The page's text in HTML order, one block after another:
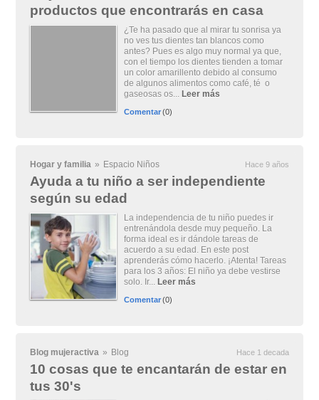
productos que encontrarás en casa
¿Te ha pasado que al mirar tu sonrisa ya
no ves tus dientes tan blancos como
antes? Pues es algo muy normal ya que,
con el tiempo los dientes tienden a tomar
un color amarillento debido al consumo
de algunos alimentos como café, té o
gaseosas os... Leer más
Comentar(0)
Hogar y familia » Espacio Niños Hace 9 años
Ayuda a tu niño a ser independiente
según su edad
La independencia de tu niño puedes ir
entrenándola desde muy pequeño. La
forma ideal es ir dándole tareas de
acuerdo a su edad. En este post
aprenderás cómo hacerlo. ¡Atenta! Tareas
para los 3 años: El niño ya debe vestirse
solo. Ir... Leer más
Comentar(0)
Blog mujeractiva » Blog Hace 1 decada
10 cosas que te encantarán de estar en
tus 30's